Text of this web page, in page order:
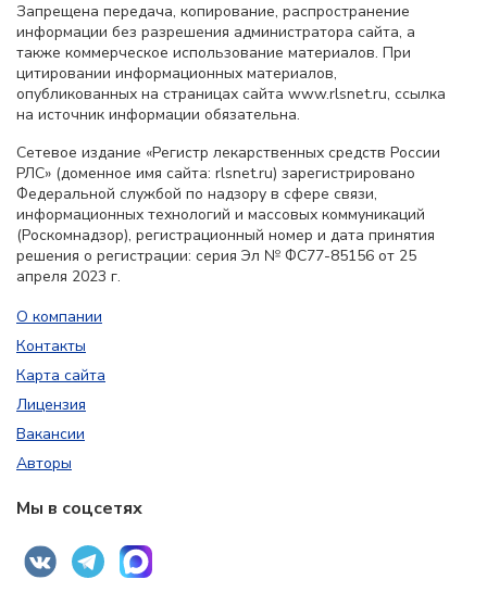
Запрещена передача, копирование, распространение
информации без разрешения администратора сайта, а
также коммерческое использование материалов. При
цитировании информационных материалов,
опубликованных на страницах сайта www.rlsnet.ru, ссылка
на источник информации обязательна.
Сетевое издание «Регистр лекарственных средств России
РЛС» (доменное имя сайта: rlsnet.ru) зарегистрировано
Федеральной службой по надзору в сфере связи,
информационных технологий и массовых коммуникаций
(Роскомнадзор), регистрационный номер и дата принятия
решения о регистрации: серия Эл № ФС77-85156 от 25
апреля 2023 г.
О компании
Контакты
Карта сайта
Лицензия
Вакансии
Авторы
Мы в соцсетях